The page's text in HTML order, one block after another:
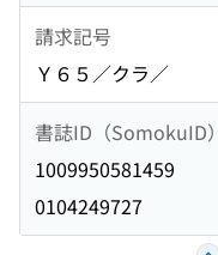
請求記号
Ｙ６５／クラ／
書誌ID（SomokuID）
1009950581459
0104249727